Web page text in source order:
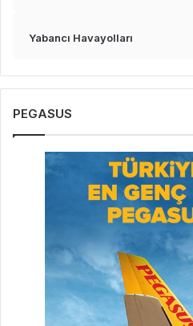
Yabancı Havayolları
PEGASUS